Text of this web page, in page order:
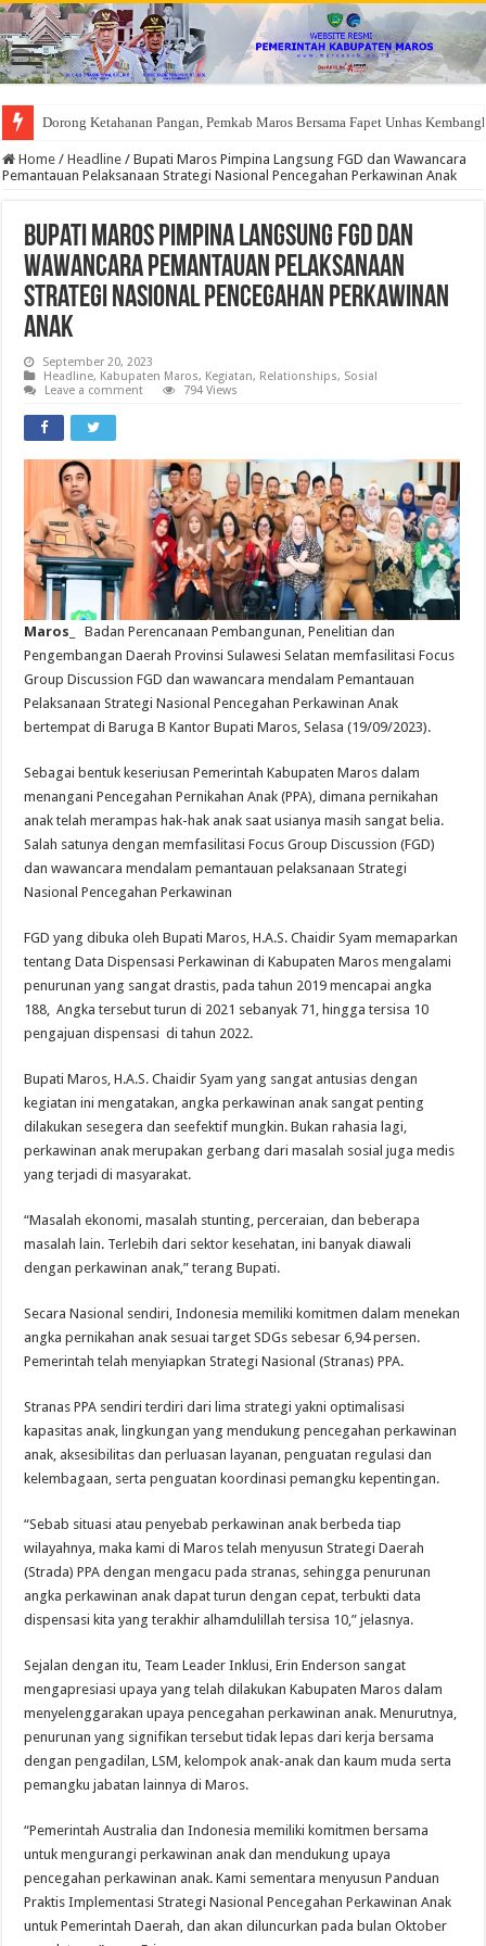
Dorong Ketahanan Pangan, Pemkab Maros Bersama Fapet Unhas
Home / Headline / Bupati Maros Pimpina Langsung FGD dan Wawancara
Pemantauan Pelaksanaan Strategi Nasional Pencegahan Perkawinan Anak
Bupati Maros Pimpina Langsung FGD dan
Wawancara Pemantauan Pelaksanaan
Strategi Nasional Pencegahan Perkawinan
Anak
September 20, 2023
Headline, Kabupaten Maros, Kegiatan, Relationships, Sosial
Leave a comment
794 Views
Maros_
Badan Perencanaan Pembangunan, Penelitian dan
Pengembangan Daerah Provinsi Sulawesi Selatan memfasilitasi Focus
Group Discussion FGD dan wawancara mendalam Pemantauan
Pelaksanaan Strategi Nasional Pencegahan Perkawinan Anak
bertempat di Baruga B Kantor Bupati Maros, Selasa (19/09/2023).
Sebagai bentuk keseriusan Pemerintah Kabupaten Maros dalam
menangani Pencegahan Pernikahan Anak (PPA), dimana pernikahan
anak telah merampas hak-hak anak saat usianya masih sangat belia.
Salah satunya dengan memfasilitasi Focus Group Discussion (FGD)
dan wawancara mendalam pemantauan pelaksanaan Strategi
Nasional Pencegahan Perkawinan
FGD yang dibuka oleh Bupati Maros, H.A.S. Chaidir Syam memaparkan
tentang Data Dispensasi Perkawinan di Kabupaten Maros mengalami
penurunan yang sangat drastis, pada tahun 2019 mencapai angka
188, Angka tersebut turun di 2021 sebanyak 71, hingga tersisa 10
pengajuan dispensasi di tahun 2022.
Bupati Maros, H.A.S. Chaidir Syam yang sangat antusias dengan
kegiatan ini mengatakan, angka perkawinan anak sangat penting
dilakukan sesegera dan seefektif mungkin. Bukan rahasia lagi,
perkawinan anak merupakan gerbang dari masalah sosial juga medis
yang terjadi di masyarakat.
“Masalah ekonomi, masalah stunting, perceraian, dan beberapa
masalah lain. Terlebih dari sektor kesehatan, ini banyak diawali
dengan perkawinan anak,” terang Bupati.
Secara Nasional sendiri, Indonesia memiliki komitmen dalam menekan
angka pernikahan anak sesuai target SDGs sebesar 6,94 persen.
Pemerintah telah menyiapkan Strategi Nasional (Stranas) PPA.
Stranas PPA sendiri terdiri dari lima strategi yakni optimalisasi
kapasitas anak, lingkungan yang mendukung pencegahan perkawinan
anak, aksesibilitas dan perluasan layanan, penguatan regulasi dan
kelembagaan, serta penguatan koordinasi pemangku kepentingan.
“Sebab situasi atau penyebab perkawinan anak berbeda tiap
wilayahnya, maka kami di Maros telah menyusun Strategi Daerah
(Strada) PPA dengan mengacu pada stranas, sehingga penurunan
angka perkawinan anak dapat turun dengan cepat, terbukti data
dispensasi kita yang terakhir alhamdulillah tersisa 10,” jelasnya.
Sejalan dengan itu, Team Leader Inklusi, Erin Enderson sangat
mengapresiasi upaya yang telah dilakukan Kabupaten Maros dalam
menyelenggarakan upaya pencegahan perkawinan anak. Menurutnya,
penurunan yang signifikan tersebut tidak lepas dari kerja bersama
dengan pengadilan, LSM, kelompok anak-anak dan kaum muda serta
pemangku jabatan lainnya di Maros.
“Pemerintah Australia dan Indonesia memiliki komitmen bersama
untuk mengurangi perkawinan anak dan mendukung upaya
pencegahan perkawinan anak. Kami sementara menyusun Panduan
Praktis Implementasi Strategi Nasional Pencegahan Perkawinan Anak
untuk Pemerintah Daerah, dan akan diluncurkan pada bulan Oktober